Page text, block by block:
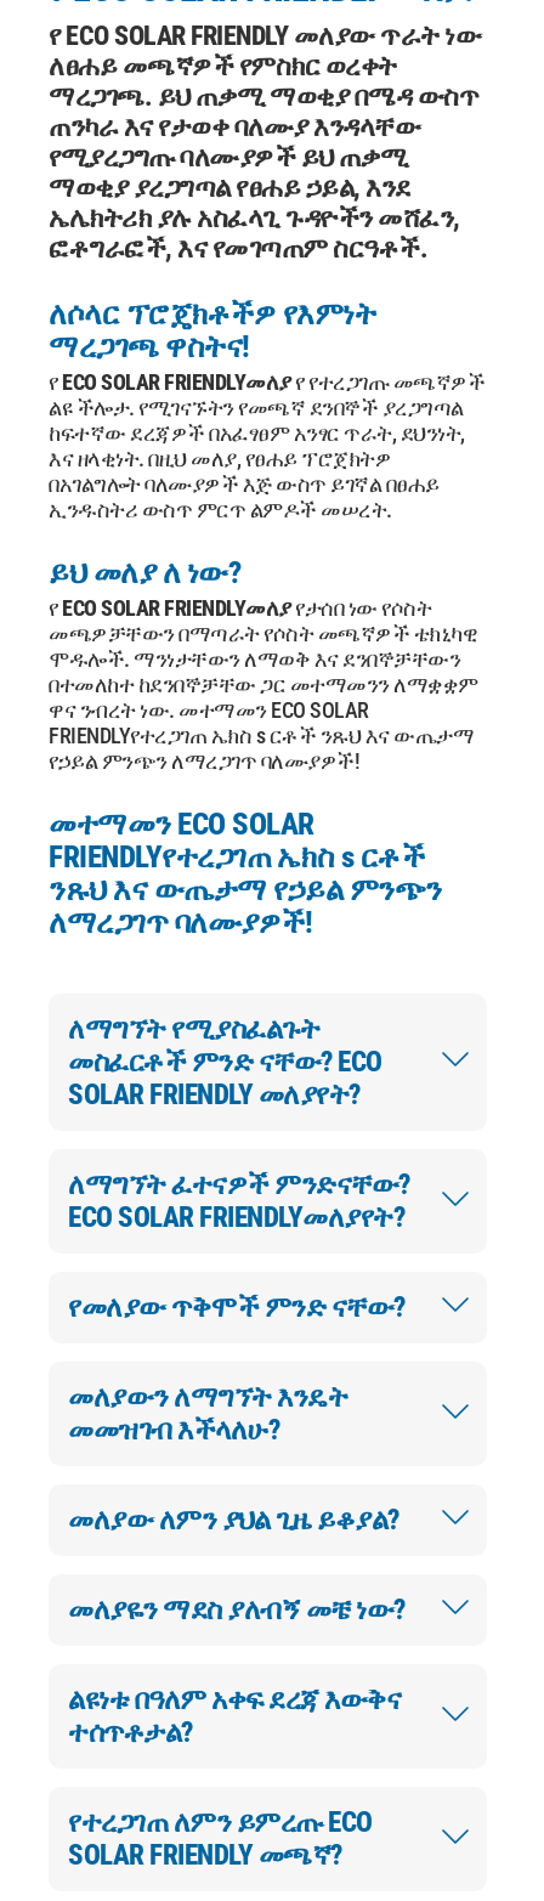
የECO SOLAR FRIENDLY መለያው ጥራት ነው
ለፀሐይ መጫኛዎች የምስክር ወረቀት
ማረጋገጫ. ይህ ጠቃሚ ማወቂያ በሜዳ ውስጥ
ጠንካራ እና የታወቀ ባለሙያ እንዳላቸው
የሚያረጋግጡ ባለሙያዎች ይህ ጠቃሚ
ማወቂያ ያረጋግጣልየፀሐይ ኃይል, እንደ
ኤሌክትሪክ ያሉ አስፈላጊ ጉዳዮችን መሸፈን,
ፎቶግራፎች, እና የመገጣጠም ስርዓቶች.
ለሶላር ፕሮጄክቶችዎ የእምነት
ማረጋገጫ ዋስትና!
የECO SOLAR FRIENDLYመለያየ የተረጋገጡ መጫኛዎች
ልዩ ችሎታ. የሚገናኙትን የመጫኛ ደንበኞች ያረጋግጣል
ከፍተኛው ደረጃዎችበአፈፃፀም አንፃር ጥራት, ደህንነት,
እና ዘላቂነት. በዚህ መለያ, የፀሐይ ፕሮጀክትዎ
በአገልግሎት ባለሙያዎች እጅ ውስጥ ይገኛልበፀሐይ
ኢንዱስትሪ ውስጥ ምርጥ ልምዶች መሠረት.
ይህ መለያ ለ ነው?
የECO SOLAR FRIENDLYመለያየታሰበ ነው የሶስት
መጫዎቻቸውን በማጣራት የሶስት መጫኛዎች ቴክኒካዊ
ሞዱሎች. ማንነታቸውን ለማወቅ እና ደንበኞቻቸውን
በተመለከተ ከደንበኞቻቸው ጋር መተማመንን ለማቋቋም
ዋና ንብረት ነው. መተማመንECO SOLAR
FRIENDLYየተረጋገጠ ኤክስ s ርቶች ንጹህ እና ውጤታማ
የኃይል ምንጭን ለማረጋገጥ ባለሙያዎች!
መተማመን ECO SOLAR
FRIENDLYየተረጋገጠ ኤክስ s ርቶች
ንጹህ እና ውጤታማ የኃይል ምንጭን
ለማረጋገጥ ባለሙያዎች!
ለማግኘት የሚያስፈልጉት
መስፈርቶች ምንድ ናቸው?ECO
SOLAR FRIENDLYመለያየት?
ለማግኘት ፈተናዎች ምንድናቸው?
ECO SOLAR FRIENDLYመለያየት?
የመለያው ጥቅሞች ምንድ ናቸው?
መለያውን ለማግኘት እንዴት
መመዝገብ እችላለሁ?
መለያው ለምን ያህል ጊዜ ይቆያል?
መለያዬን ማደስ ያለብኝ መቼ ነው?
ልዩነቱ በዓለም አቀፍ ደረጃ እውቅና
ተሰጥቶታል?
የተረጋገጠ ለምን ይምረጡ ECO
SOLAR FRIENDLY መጫኛ?